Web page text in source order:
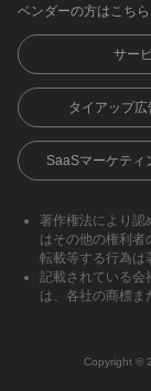
ベンダーの方はこちら
サー
タイアップ
SaaSマーケティ
著作権法により認
はその他の権利者
転載等する行為は
記載されている会
は、各社の商標ま
Copyright ©︎